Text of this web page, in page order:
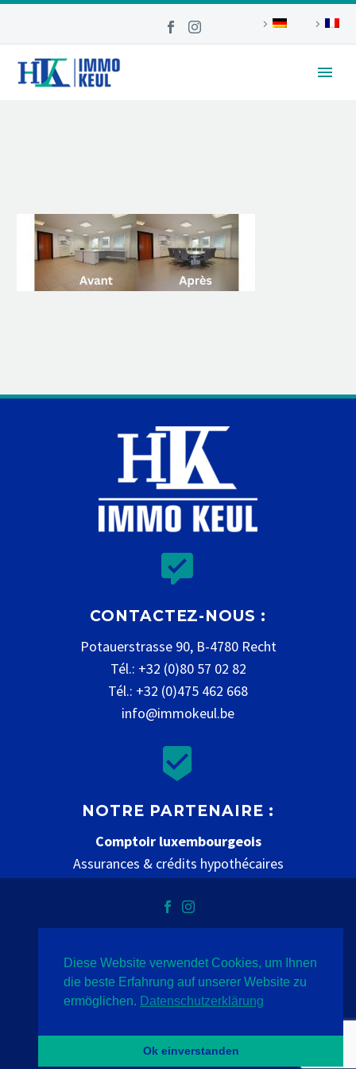


CONTACTEZ-NOUS :
Potauerstrasse 90, B-4780 Recht
Tél.: +32 (0)80 57 02 82
Tél.: +32 (0)475 462 668
info@immokeul.be


NOTRE PARTENAIRE :
Comptoir luxembourgeois
Assurances & crédits hypothécaires
Datenschutz Impressum Kontakt
2020 © Immo Keul- Indigo
Diese Website verwendet Cookies, um Ihnen
die beste Erfahrung auf unserer Website zu
ermöglichen. Datenschutzerklärung
Ok einverstanden